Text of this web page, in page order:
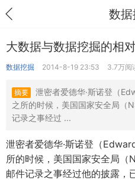
数
大数据与数据挖掘的相
数据挖掘 2014-8-19 23:53 3.7万阅
摘要
泄密者爱德华·斯诺登（
之所的时候，美国国家安全局（
记录之事经过 ...
泄密者爱德华·斯诺登（
所的时候，美国国家安全局（
邮件记录之事经过他的披露，